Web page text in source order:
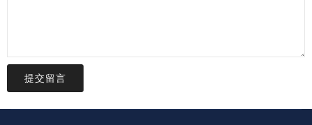
提交留言